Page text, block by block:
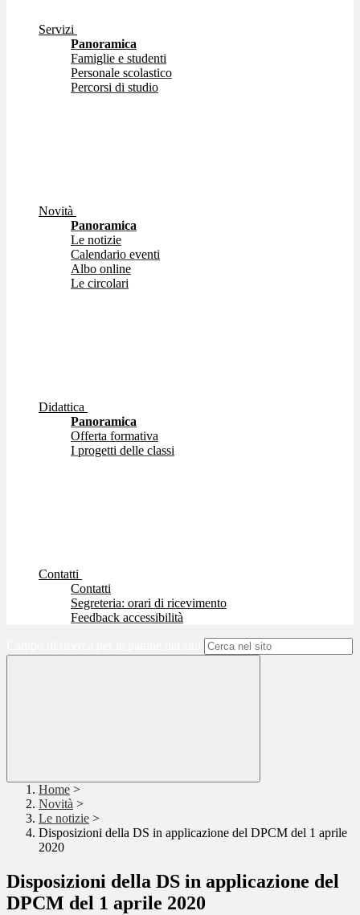
Servizi
Panoramica
Famiglie e studenti
Personale scolastico
Percorsi di studio
Novità
Panoramica
Le notizie
Calendario eventi
Albo online
Le circolari
Didattica
Panoramica
Offerta formativa
I progetti delle classi
Contatti
Contatti
Segreteria: orari di ricevimento
Feedback accessibilità
Home >
Novità >
Le notizie >
Disposizioni della DS in applicazione del DPCM del 1 aprile
2020
Disposizioni della DS in applicazione del
DPCM del 1 aprile 2020